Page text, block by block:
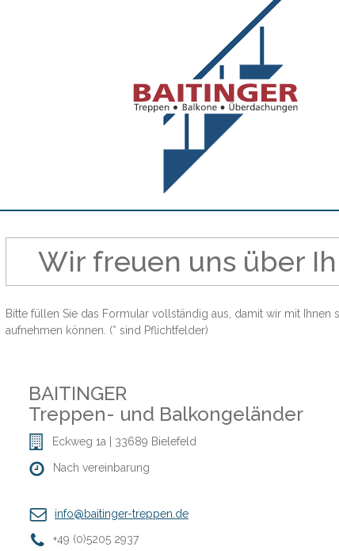
Wir freuen uns über
Bitte füllen Sie das Formular vollständig aus, damit wir mit
aufnehmen können. (* sind Pflichtfelder)
BAITINGER
Treppen- und Balkongeländer
Eckweg 1a | 33689 Bielefeld
Nach vereinbarung
info@baitinger-treppen.de
+49 (0)5205 2937